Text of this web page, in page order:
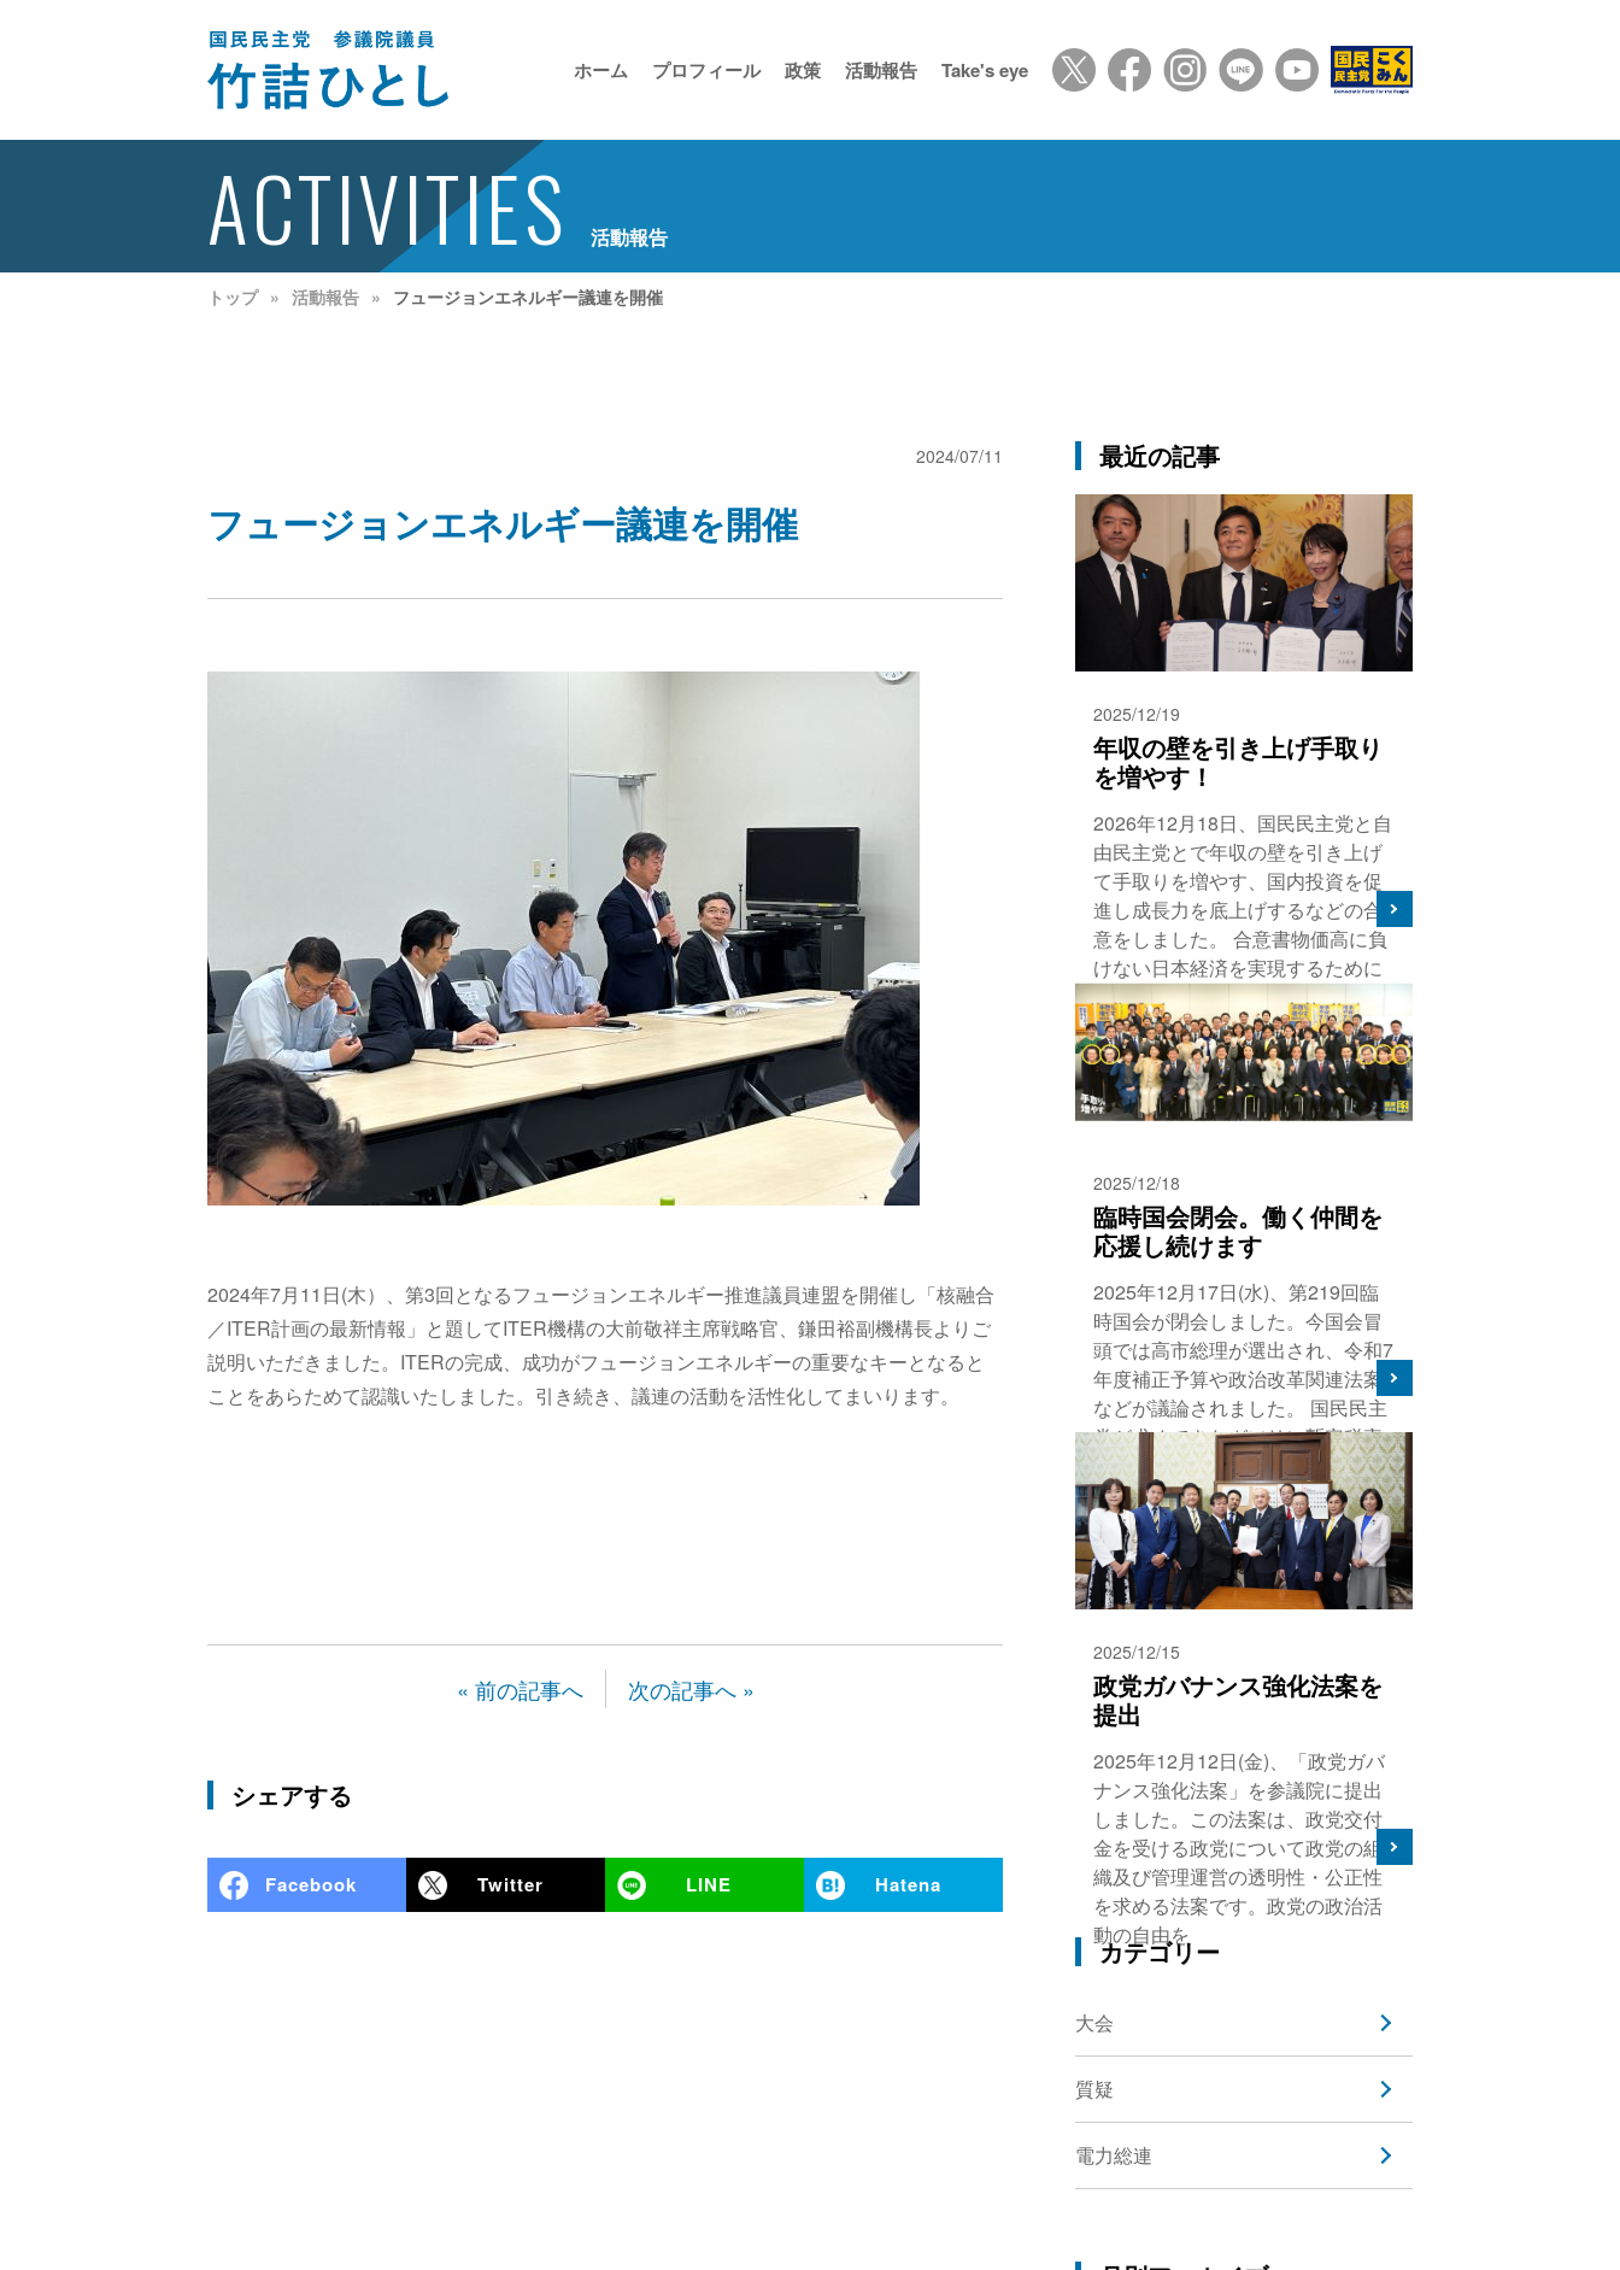
ホーム プロフィール 政策 活動報告 Take's eye
ACTIVITIES 活動報告
トップ 活動報告 フュージョンエネルギー議連を開催
2024/07/11
フュージョンエネルギー議連を開催
2024年7月11日(木）、 第3回となるフュージョンエネルギー推進議員連盟を開催し「核融合
／ITER計画の最新情報」と題してITER機構の大前敬祥主席戦略官、鎌田裕副機構長よりご
説明いただきました。ITERの完成、成功がフュージョンエネルギーの重要なキーとなると
ことをあらためて認識いたしました。引き続き、議連の活動を活性化してまいります。
« 前の記事へ 次の記事へ »
シェアする
Facebook Twitter LINE Hatena
最近の記事
2025/12/19
年収の壁を引き上げ手取り
を増やす！
2026年12月18日、国民民主党と自
由民主党とで年収の壁を引き上げ
て手取りを増やす、国内投資を促
進し成長力を底上げするなどの合
意をしました。 合意書物価高に負
けない日本経済を実現するために
は、実質賃
2025/12/18
臨時国会閉会。働く仲間を
応援し続けます
2025年12月17日(水)、第219回臨
時国会が閉会しました。今国会冒
頭では高市総理が選出され、令和7
年度補正予算や政治改革関連法案
などが議論されました。 国民民主
党が求めてきたガソリン暫定税率
が5
2025/12/15
政党ガバナンス強化法案を
提出
2025年12月12日(金)、「政党ガバ
ナンス強化法案」を参議院に提出
しました。この法案は、政党交付
金を受ける政党について政党の組
織及び管理運営の透明性・公正性
を求める法案です。政党の政治活
動の自由を
カテゴリー
大会
質疑
電力総連